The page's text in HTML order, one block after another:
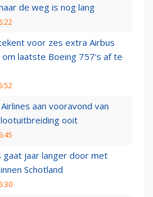
de weg is nog lang
voor zes extra Airbus
om laatste Boeing 757's af te
aan vooravond van
ooit
gaat jaar langer door met
Schotland